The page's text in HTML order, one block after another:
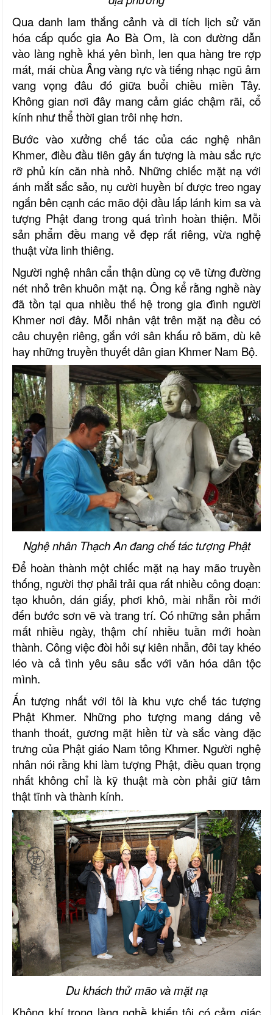
Qua danh lam thắng cảnh và di tích lịch sử văn
hóa cấp quốc giaAo Bà Om, là con đường dẫn
vào làng nghề khá yên bình, len qua hàng tre rợp
mát, mái chùa Âng vàng rực và tiếng nhạc ngũ âm
vang vọng đâu đó giữa buổi chiều miền Tây.
Không gian nơi đây mang cảm giác chậm rãi, cổ
kính như thể thời gian trôi nhẹ hơn.
Bước vào xưởng chế tác của các nghệ nhân
Khmer, điều đầu tiên gây ấn tượng là màu sắc rực
rỡ phủ kín căn nhà nhỏ. Những chiếc mặt nạ với
ánh mắt sắc sảo, nụ cười huyền bí được treo ngay
ngắn bên cạnh các mão đội đầu lấp lánh kim sa và
tượng Phật đang trong quá trình hoàn thiện. Mỗi
sản phẩm đều mang vẻ đẹp rất riêng, vừa nghệ
thuật vừa linh thiêng.
Người nghệ nhân cẩn thận dùng cọ vẽ từng đường
nét nhỏ trên khuôn mặt nạ. Ông kể rằng nghề này
đã tồn tại qua nhiều thế hệ trong gia đình người
Khmer nơi đây. Mỗi nhân vật trên mặt nạ đều có
câu chuyện riêng, gắn với sân khấu rô băm, dù kê
hay những truyền thuyết dân gian Khmer Nam Bộ.
Nghệ nhân Thạch An đang chế tác tượng Phật
Để hoàn thành một chiếc mặt nạ hay mão truyền
thống, người thợ phải trải qua rất nhiều công đoạn:
tạo khuôn, dán giấy, phơi khô, mài nhẵn rồi mới
đến bước sơn vẽ và trang trí. Có những sản phẩm
mất nhiều ngày, thậm chí nhiều tuần mới hoàn
thành. Công việc đòi hỏi sự kiên nhẫn, đôi tay khéo
léo và cả tình yêu sâu sắc với văn hóa dân tộc
mình.
Ấn tượng nhất với tôi là khu vực chế tác tượng
Phật Khmer. Những pho tượng mang dáng vẻ
thanh thoát, gương mặt hiền từ và sắc vàng đặc
trưng của Phật giáo Nam tông Khmer. Người nghệ
nhân nói rằng khi làm tượng Phật, điều quan trọng
nhất không chỉ là kỹ thuật mà còn phải giữ tâm
thật tĩnh và thành kính.
Du khách thử mão và mặt nạ